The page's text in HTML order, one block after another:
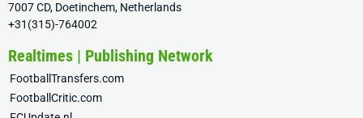
7007 CD, Doetinchem, Netherlands
+31(315)-764002
Realtimes | Publishing Network
FootballTransfers.com
FootballCritic.com